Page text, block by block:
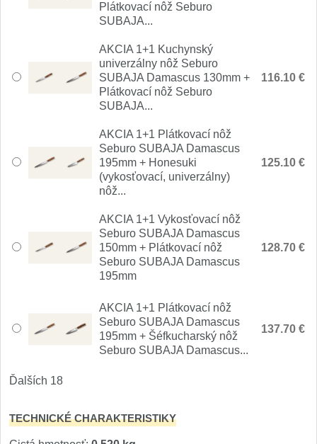
Nože Tojiro Zen 1
Nože Samura MO-V 4
Ostřiče nožů V-Sharp
Brúsky na nože
Brúsne kamene 1
Doplnky a diely 5
Plátkovací nôž Seburo
SUBAJA...
AKCIA 1+1 Kuchynský
univerzálny nôž Seburo
SUBAJA Damascus 130mm +
Plátkovací nôž Seburo
SUBAJA...
116.10 €
AKCIA 1+1 Plátkovací nôž
Seburo SUBAJA Damascus
195mm + Honesuki
(vykosťovací, univerzálny)
nôž...
125.10 €
AKCIA 1+1 Vykosťovací nôž
Seburo SUBAJA Damascus
150mm + Plátkovací nôž
Seburo SUBAJA Damascus
195mm
128.70 €
AKCIA 1+1 Plátkovací nôž
Seburo SUBAJA Damascus
195mm + Šéfkucharský nôž
Seburo SUBAJA Damascus...
137.70 €
Ďalších 18
TECHNICKÉ CHARAKTERISTIKY